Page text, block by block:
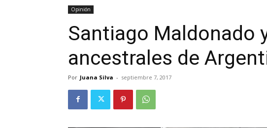
Opinión
Santiago Maldonado
ancestrales de
Por Juana Silva - septiembre 7, 2017